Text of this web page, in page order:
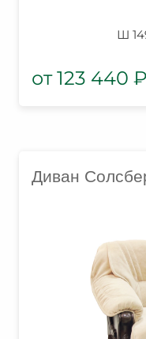
Ш
123 440 ₽
Диван